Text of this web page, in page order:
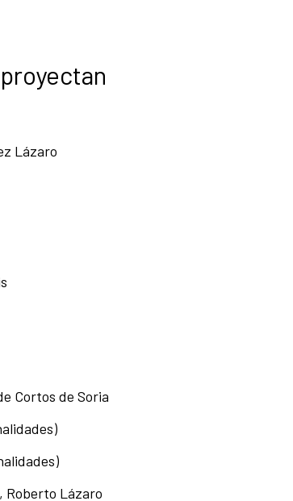
Lázaro
Cortos de Soria
, Roberto Lázaro